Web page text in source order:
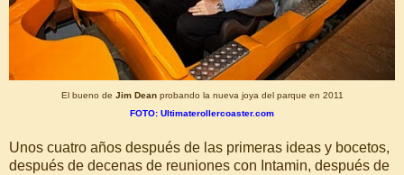
El bueno de Jim Deanprobando la nueva joya del parque en 2011
FOTO: Ultimaterollercoaster.com
Unos cuatro años después de las primeras ideas y bocetos,
después de decenas de reuniones con Intamin, después de